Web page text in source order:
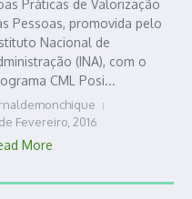
Práticas de Valorização
Pessoas, promovida pelo
Nacional de
(INA), com o
CML Posi...
Fevereiro, 2016
More